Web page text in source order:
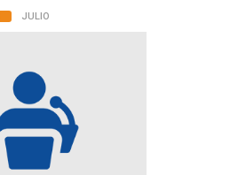
JULIO